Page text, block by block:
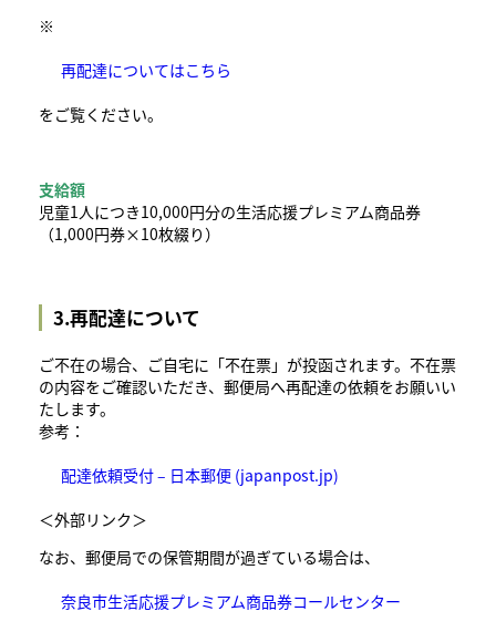
※
再配達についてはこちら
をご覧ください。
支給額
児童1人につき10,000円分の生活応援プレミアム商品券
（1,000円券×10枚綴り）
3.再配達について
ご不在の場合、ご自宅に「不在票」が投函されます。不在票
の内容をご確認いただき、郵便局へ再配達の依頼をお願いい
たします。
参考：
配達依頼受付 – 日本郵便 (japanpost.jp)
＜外部リンク＞
なお、郵便局での保管期間が過ぎている場合は、
奈良市生活応援プレミアム商品券コールセンター